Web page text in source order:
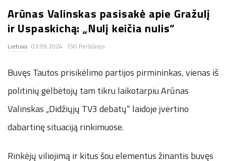
.
c
o
.
u
k
Arūnas Valinskas pasisakė apie Gražulį
ir Uspaskichą: „Nulį keičia nulis“
Lietuva 03.09.2024 150 Peržiūrėjo
Buvęs Tautos prisikėlimo partijos pirmininkas, vienas iš
politinių gelbėtojų tam tikru laikotarpiu Arūnas
Valinskas „Didžiųjų TV3 debatų“ laidoje įvertino
dabartinę situaciją rinkimuose.
Rinkėjų viliojimą ir kitus šou elementus žinantis buvęs